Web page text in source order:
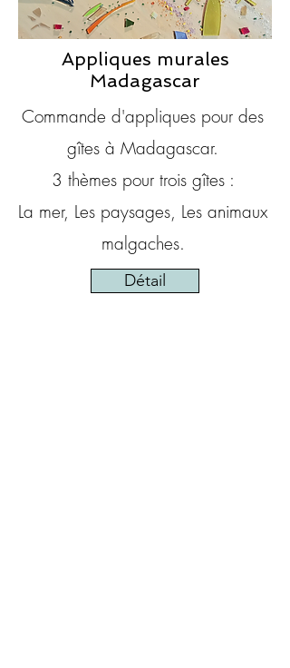
Appliques murales
Madagascar
Commande d'appliques pour des
gîtes à Madagascar.
3 thèmes pour trois gîtes :
La mer, Les paysages, Les animaux
malgaches.
Détail